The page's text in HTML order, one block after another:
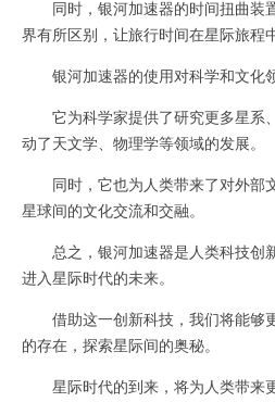
同时，银河加速器的时间扭曲装
界有所区别，让旅行时间在星际旅程
银河加速器的使用对科学和文化领
它为科学家提供了研究更多星系
动了天文学、物理学等领域的发展。
同时，它也为人类带来了对外部
星球间的文化交流和交融。
总之，银河加速器是人类科技创
进入星际时代的未来。
借助这一创新科技，我们将能够
的存在，探索星际间的奥秘。
星际时代的到来，将为人类带来更